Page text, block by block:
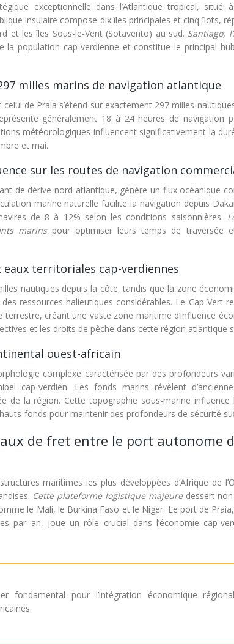
exceptionnelle dans l’Atlantique tropical, situé
insulaire compose dix îles principales et cinq îlots,
et les îles Sous-le-Vent (Sotavento) au sud. Santiago,
la population cap-verdienne et constitue le principal
milles marins de navigation atlantique
de Praia s’étend sur exactement 297 milles
généralement 18 à 24 heures de navigation
météorologiques influencent significativement la
et mai.
sur les routes de navigation
de dérive nord-atlantique, génère un flux océanique
marine naturelle facilite la navigation depuis
de 8 à 12% selon les conditions saisonnières.
marins pour optimiser leurs temps de traversée
eaux territoriales cap-verdiennes
nautiques depuis la côte, tandis que la zone
ressources halieutiques considérables. Le Cap-Vert
créant une vaste zone maritime d’influence
et les droits de pêche dans cette région atlantique
ouest-africain
complexe caractérisée par des profondeurs
cap-verdien. Les fonds marins révèlent
de la région. Cette topographie sous-marine
fonds pour maintenir des profondeurs de sécurité
de fret entre le port autonome
maritimes les plus développées d’Afrique de
Cette plateforme logistique majeure dessert
le Mali, le Burkina Faso et le Niger. Le port de
par an, joue un rôle crucial dans l’économie cap-
fondamental pour l’intégration économique